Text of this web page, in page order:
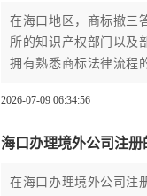
在海口地区，商标撤三
所的知识产权部门以及
拥有熟悉商标法律流程
审查，维护商标权的稳
2026-07-09 06:34:56
海口办理境外公司注册
在海口办理境外公司注